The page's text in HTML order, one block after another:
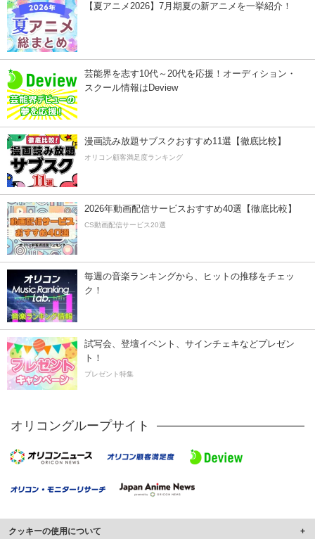
【夏アニメ2026】7月期夏の新アニメを一挙紹介！
芸能界を志す10代～20代を応援！オーディション・
スクール情報はDeview
漫画読み放題サブスクおすすめ11選【徹底比較】
オリコン顧客満足度ランキング
2026年動画配信サービスおすすめ40選【徹底比較】
CS動画配信サービス20選
毎週の音楽ランキングから、ヒットの推移をチェッ
ク！
試写会、登壇イベント、サインチェキなどプレゼン
ト！
プレゼント特集
オリコングループサイト
クッキーの使用について